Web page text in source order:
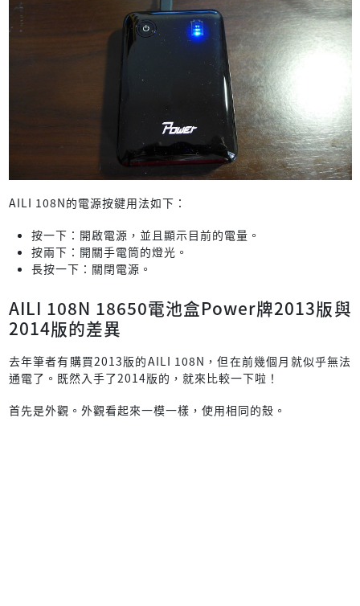
AILI 108N的電源按鍵用法如下：
按一下：開啟電源，並且顯示目前的電量。
按兩下：開關手電筒的燈光。
長按一下：關閉電源。
AILI 108N 18650電池盒Power牌2013版與
2014版的差異
去年筆者有購買2013版的AILI 108N，但在前幾個月就似乎無法
通電了。既然入手了2014版的，就來比較一下啦！
首先是外觀。外觀看起來一模一樣，使用相同的殼。